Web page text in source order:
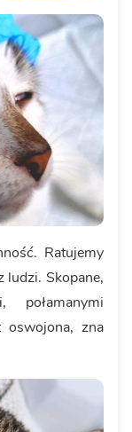
Ratujemy
ludzi. Skopane,
zna